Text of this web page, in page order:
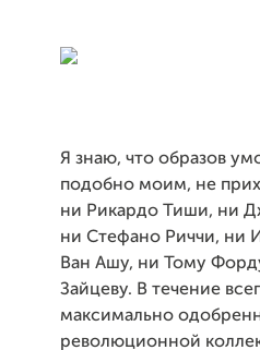
Я знаю, что образов
подобно моим, не
ни Рикардо Тиши, ни
ни Стефано Риччи, ни
Ван Ашу, ни Тому
Зайцеву. В течение
максимально
революционной